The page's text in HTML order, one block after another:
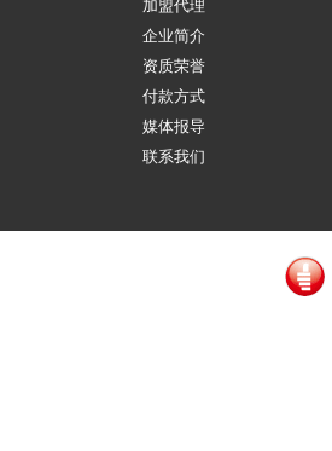
加盟代理
企业简介
资质荣誉
付款方式
媒体报导
联系我们